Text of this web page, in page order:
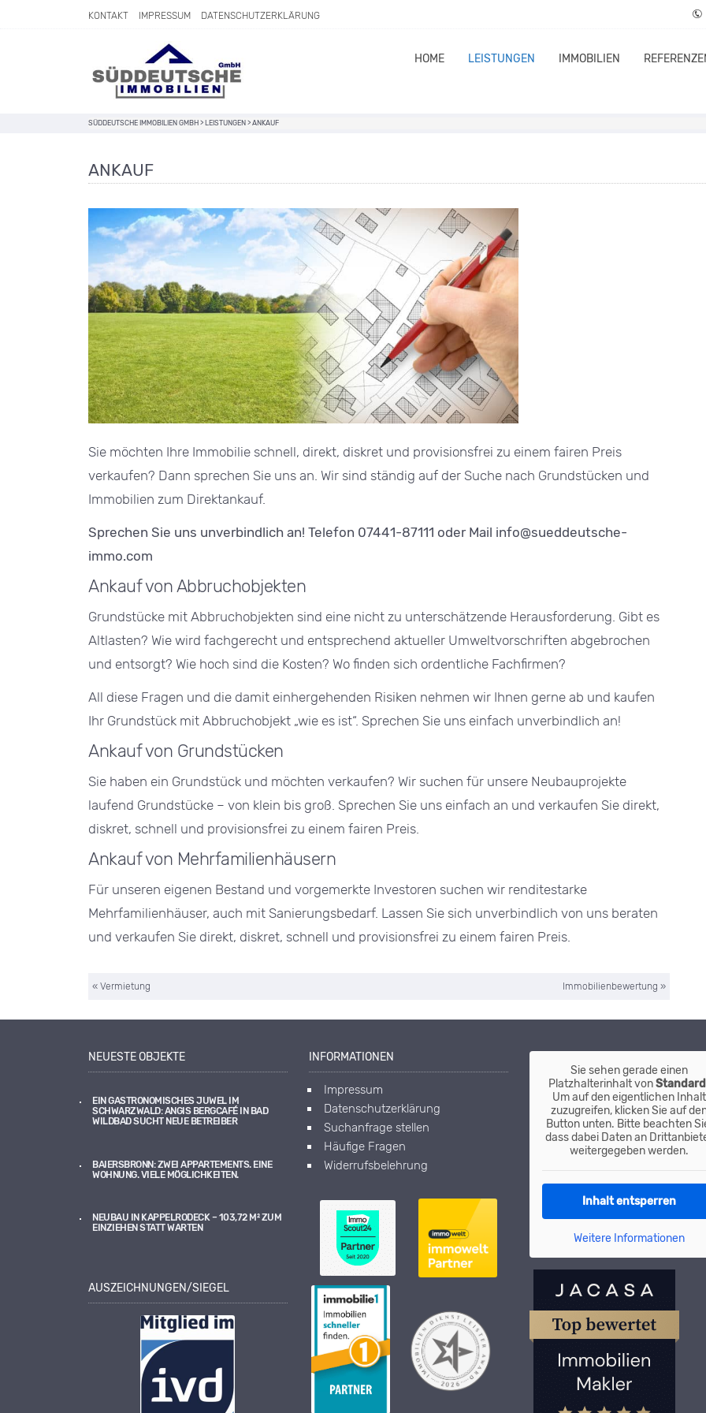
Direkt zum Inhalt springen
KONTAKT IMPRESSUM DATENSCHUTZERKLÄRUNG
HOME LEISTUNGEN IMMOBILIEN
SÜDDEUTSCHE IMMOBILIEN GMBH > LEISTUNGEN > ANKAUF
ANKAUF
Sie möchten Ihre Immobilie schnell, direkt, diskret und provisionsfrei zu einem fairen Preis
verkaufen? Dann sprechen Sie uns an. Wir sind ständig auf der Suche nach Grundstücken und
Immobilien zum Direktankauf.
Sprechen Sie uns unverbindlich an! Telefon 07441-87111 oder Mail info@sueddeutsche-
immo.com
Ankauf von Abbruchobjekten
Grundstücke mit Abbruchobjekten sind eine nicht zu unterschätzende Herausforderung. Gibt es
Altlasten? Wie wird fachgerecht und entsprechend aktueller Umweltvorschriften abgebrochen
und entsorgt? Wie hoch sind die Kosten? Wo finden sich ordentliche Fachfirmen?
All diese Fragen und die damit einhergehenden Risiken nehmen wir Ihnen gerne ab und kaufen
Ihr Grundstück mit Abbruchobjekt „wie es ist“. Sprechen Sie uns einfach unverbindlich an!
Ankauf von Grundstücken
Sie haben ein Grundstück und möchten verkaufen? Wir suchen für unsere Neubauprojekte
laufend Grundstücke – von klein bis groß. Sprechen Sie uns einfach an und verkaufen Sie direkt,
diskret, schnell und provisionsfrei zu einem fairen Preis.
Ankauf von Mehrfamilienhäusern
Für unseren eigenen Bestand und vorgemerkte Investoren suchen wir renditestarke
Mehrfamilienhäuser, auch mit Sanierungsbedarf. Lassen Sie sich unverbindlich von uns beraten
und verkaufen Sie direkt, diskret, schnell und provisionsfrei zu einem fairen Preis.
« Vermietung Immobilienbewertung »
NEUESTE OBJEKTE
EIN GASTRONOMISCHES JUWEL IM
SCHWARZWALD: ANGIS BERGCAFÉ IN BAD
WILDBAD SUCHT NEUE BETREIBER
BAIERSBRONN: ZWEI APPARTEMENTS. EINE
WOHNUNG. VIELE MÖGLICHKEITEN.
NEUBAU IN KAPPELRODECK – 103,72 M² ZUM
EINZIEHEN STATT WARTEN
AUSZEICHNUNGEN/SIEGEL
INFORMATIONEN
Impressum
Datenschutzerklärung
Suchanfrage stellen
Häufige Fragen
Widerrufsbelehrung
Sie sehen gerade einen
Platzhalterinhalt vonStandard
Um auf den eigentlichen Inhalt
zuzugreifen, klicken Sie auf
Button unten. Bitte beachten
dass dabei Daten an
weitergegeben werden.
Inhalt entsperren
Weitere Informationen